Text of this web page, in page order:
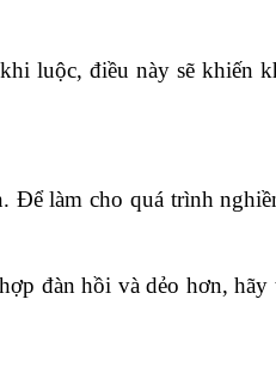
luộc, điều này sẽ khiến
Để làm cho quá trình
đàn hồi và dẻo hơn, hãy